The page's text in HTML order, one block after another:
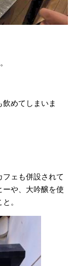
めてしまいま
ェも併設されて
ーや、大吟醸を使
。